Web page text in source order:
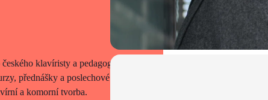
klavíristy a pedagoga
přednášky a poslechové
a komorní tvorba.